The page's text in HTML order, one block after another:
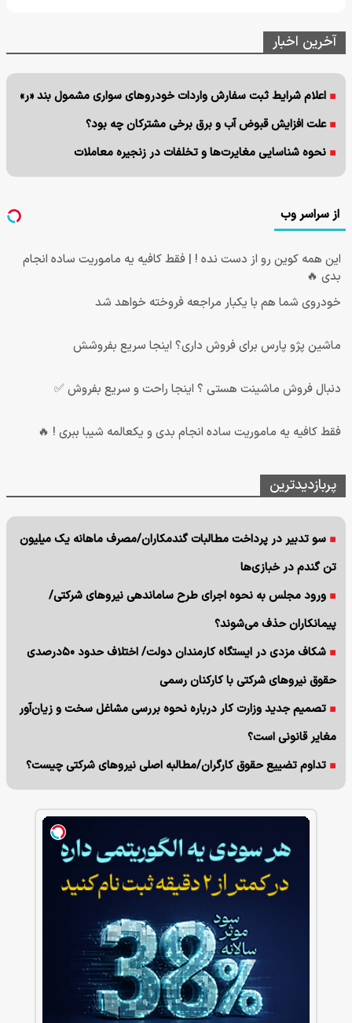
آخرین اخبار
اعلام شرایط ثبت سفارش واردات خودروهای سواری مشمول بند «ر»
علت افزایش قبوض آب و برق برخی مشترکان چه بود؟
نحوه شناسایی مغایرت‌ها و تخلفات در زنجیره معاملات
از سراسر وب
این همه کوین رو از دست نده ! | فقط کافیه یه ماموریت ساده انجام
بدی 🔥
خودروی شما هم با یکبار مراجعه فروخته خواهد شد
ماشین پژو پارس برای فروش داری؟ اینجا سریع بفروشش
دنبال فروش ماشینت هستی ؟ اینجا راحت و سریع بفروش ✅
فقط کافیه یه ماموریت ساده انجام بدی و یکعالمه شیبا ببری ! 🔥
پربازدیدترین
سو تدبیر در پرداخت مطالبات گندمکاران/مصرف ماهانه یک میلیون
تن گندم در خبازی‌ها
ورود مجلس به نحوه اجرای طرح ساماندهی نیروهای شرکتی/
پیمانکاران حذف می‌شوند؟
شکاف مزدی در ایستگاه کارمندان دولت/ اختلاف حدود ۵۰درصدی
حقوق نیروهای شرکتی با کارکنان رسمی
تصمیم جدید وزارت کار درباره نحوه بررسی مشاغل سخت و زیان‌آور
مغایر قانونی است؟
تداوم تضییع حقوق کارگران/مطالبه اصلی نیروهای شرکتی چیست؟